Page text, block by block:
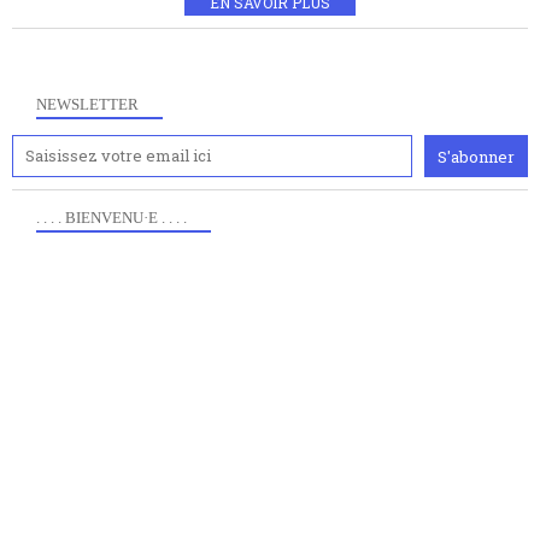
NEWSLETTER
. . . . BIENVENU·E . . . .